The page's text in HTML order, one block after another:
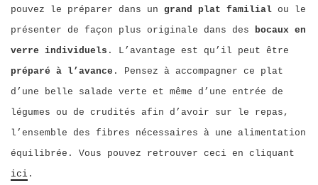
pouvez le préparer dans un grand plat familial ou le
présenter de façon plus originale dans des bocaux en
verre individuels . L’avantage est qu’il peut être
préparé à l’avance . Pensez à accompagner ce plat
d’une belle salade verte et même d’une entrée de
légumes ou de crudités afin d’avoir sur le repas,
l’ensemble des fibres nécessaires à une alimentation
équilibrée. Vous pouvez retrouver ceci en cliquant
ici .